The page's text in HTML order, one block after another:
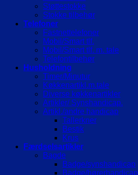
Støttestokke
Stokke tilbehør
Telefoner
Fastnettelefoner
Mobil/Smart tlf.
Mobil/Smart tlf. m. tale
Telefontilbehør
Husholdning
Timer/Minutur
Køkkenartikl.m.tale
Diverse køkkenartikler
Artikler/ Synshandicap.
Artikl./andre handicap
Tallerkner
Bestik
Krus
Færdselsartikler
Bagde
Badge/synshandicap
Badge/hørerhandicap